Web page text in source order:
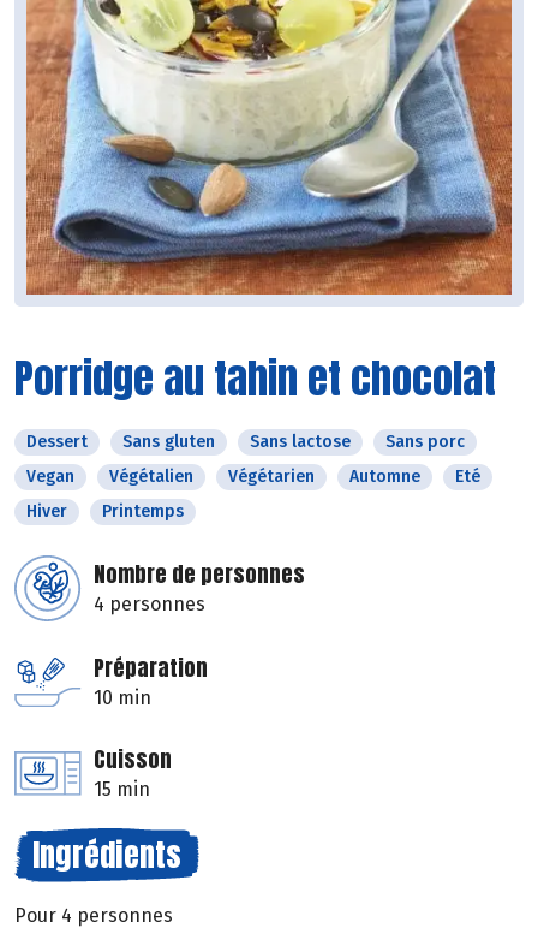
Porridge au tahin et chocolat
Dessert Sans gluten Sans lactose
Sans porc
Vegan
Végétalien Végétarien Automne
Eté
Hiver
Printemps
Nombre de personnes
4 personnes
Préparation
10 min
Cuisson
15 min
Ingrédients
Pour 4 personnes